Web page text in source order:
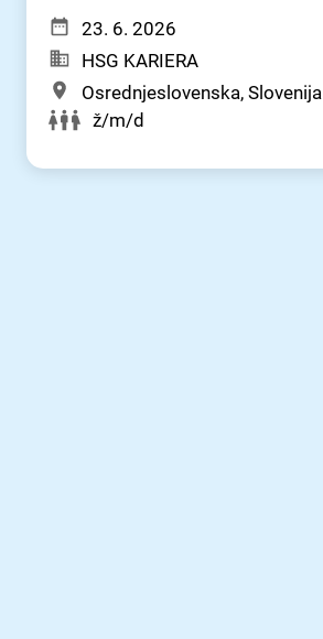
23. 6. 2026
HSG KARIERA
Osrednjeslovenska, Slovenija
ž/m/d